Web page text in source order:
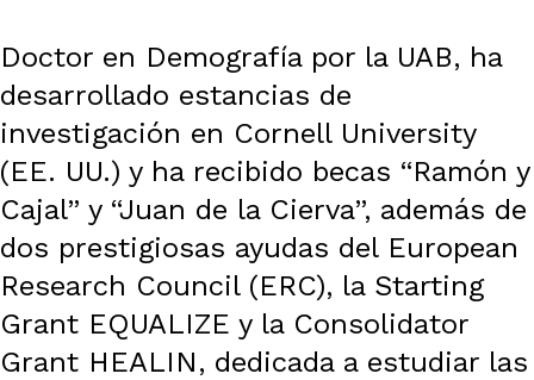
Doctor en Demografía por la UAB, ha
desarrollado estancias de
investigación en Cornell University
(EE. UU.) y ha recibido becas “Ramón y
Cajal” y “Juan de la Cierva”, además de
dos prestigiosas ayudas del European
Research Council (ERC), la Starting
Grant EQUALIZE y la Consolidator
Grant HEALIN, dedicada a estudiar las